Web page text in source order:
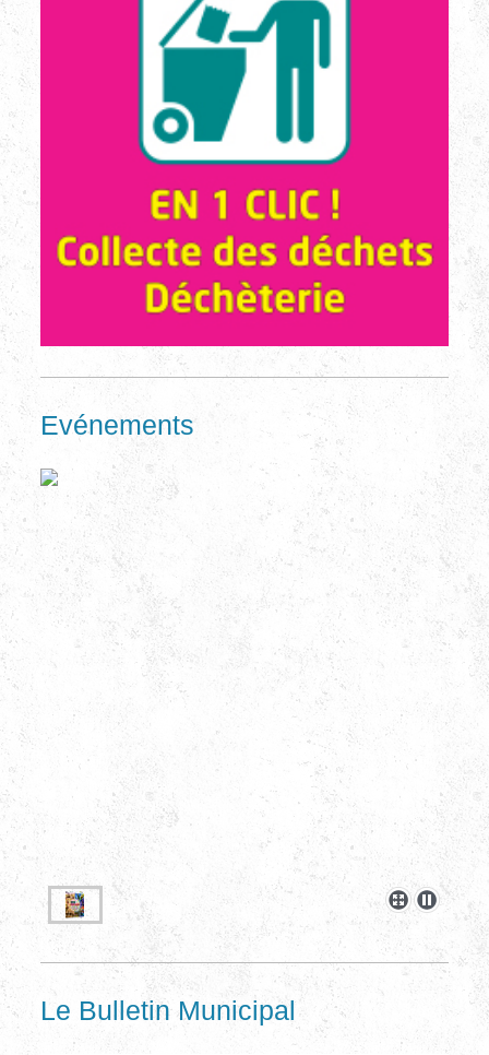
Evénements
Le Bulletin Municipal